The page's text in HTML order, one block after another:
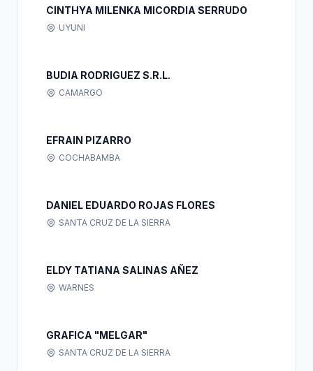
CINTHYA MILENKA MICORDIA SERRUDO
UYUNI
BUDIA RODRIGUEZ S.R.L.
CAMARGO
EFRAIN PIZARRO
COCHABAMBA
DANIEL EDUARDO ROJAS FLORES
SANTA CRUZ DE LA SIERRA
ELDY TATIANA SALINAS AÑEZ
WARNES
GRAFICA "MELGAR"
SANTA CRUZ DE LA SIERRA